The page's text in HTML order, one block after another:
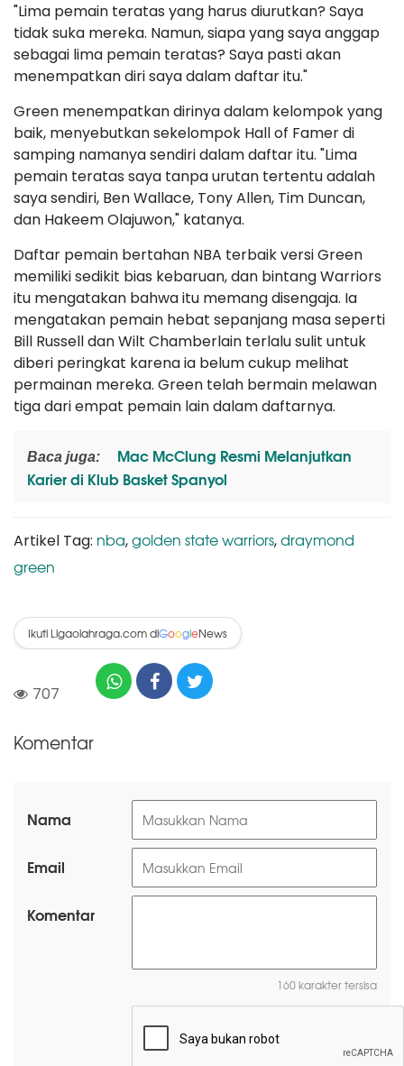
"Lima pemain teratas yang harus diurutkan? Saya
tidak suka mereka. Namun, siapa yang saya anggap
sebagai lima pemain teratas? Saya pasti akan
menempatkan diri saya dalam daftar itu."
Green menempatkan dirinya dalam kelompok yang
baik, menyebutkan sekelompok Hall of Famer di
samping namanya sendiri dalam daftar itu. "Lima
pemain teratas saya tanpa urutan tertentu adalah
saya sendiri, Ben Wallace, Tony Allen, Tim Duncan,
dan Hakeem Olajuwon," katanya.
Daftar pemain bertahan NBA terbaik versi Green
memiliki sedikit bias kebaruan, dan bintang Warriors
itu mengatakan bahwa itu memang disengaja. Ia
mengatakan pemain hebat sepanjang masa seperti
Bill Russell dan Wilt Chamberlain terlalu sulit untuk
diberi peringkat karena ia belum cukup melihat
permainan mereka. Green telah bermain melawan
tiga dari empat pemain lain dalam daftarnya.
Baca juga:
Mac McClung Resmi Melanjutkan
Karier di Klub Basket Spanyol
Artikel Tag: nba,golden state warriors,draymond
green
Ikuti Ligaolahraga.com diGoogleNews
707
Komentar
Nama
Email
Komentar
160 karakter tersisa